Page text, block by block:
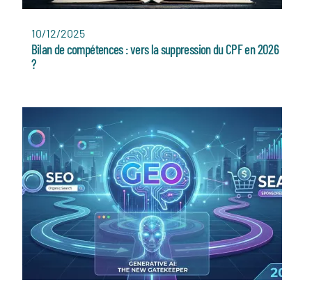
10/12/2025
Bilan de compétences : vers la suppression du CPF en 2026
?